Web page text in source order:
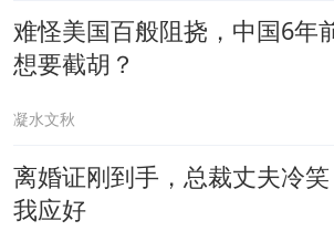
难怪美国百般阻挠，中国6年
想要截胡？
凝水文秋
离婚证刚到手，总裁丈夫冷
我应好